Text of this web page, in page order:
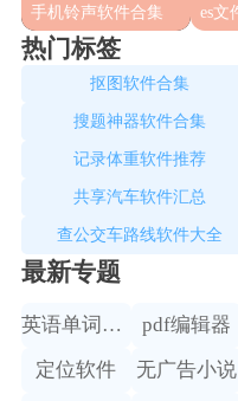
手机铃声软件合集
热门标签
抠图软件合集
搜题神器软件合集
记录体重软件推荐
共享汽车软件汇总
查公交车路线软件大全
最新专题
英语单词学习 pdf编辑器
定位软件 无广告小说